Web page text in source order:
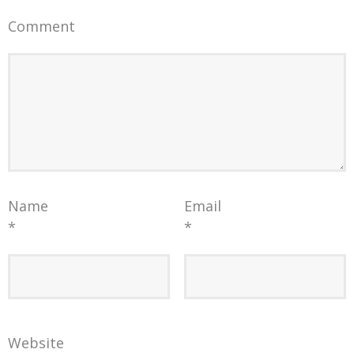
Comment
Name
*
Email
*
Website